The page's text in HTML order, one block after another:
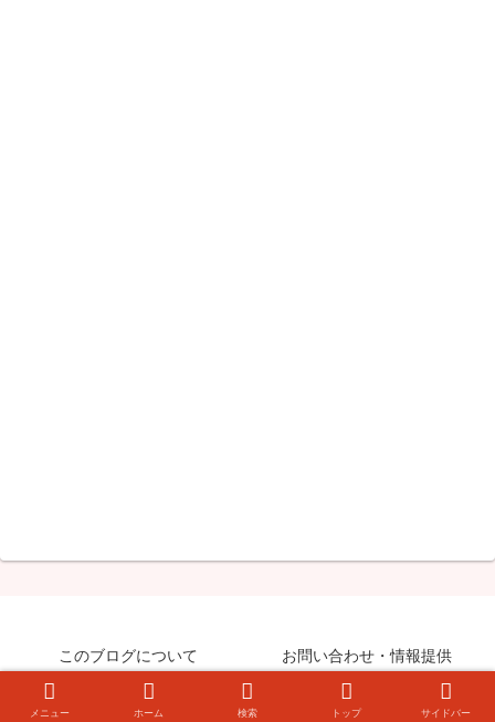
このブログについて お問い合わせ・情報提供
© 2008-2026 知らなきゃ絶対損するPCマル秘ワザ.
メニュー ホーム 検索 トップ サイドバー